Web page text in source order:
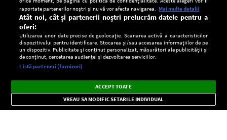
CONFIDENŢIALITATE
Setări:
Dark
Mode
Radio live, podcasturi, știri și alerte
importante.
×
raportate partenerilor noștri și nu vă vor afecta navigarea. Mai multe detalii
Atât noi, cât și partenerii noștri prelucrăm datele pentru a
oferi:
Utilizarea unor date precise de geolocație. Scanarea activă a caracteristicilor
dispozitivului pentru identificare. Stocarea și/sau accesarea informațiilor de pe
un dispozitiv. Publicitate și conținut personalizat, măsurători ale publicității și
de conținut, cercetarea audienței și dezvoltarea serviciilor.
Listă parteneri (furnizori)
ACCEPT TOATE
VREAU SA MODIFIC SETARILE INDIVIDUAL